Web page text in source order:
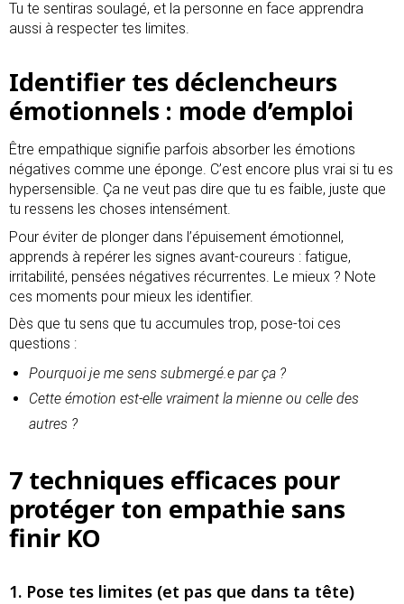
Tu te sentiras soulagé, et la personne en face apprendra
aussi à respecter tes limites.
Identifier tes déclencheurs
émotionnels : mode d’emploi
Être empathique signifie parfois absorber les émotions
négatives comme une éponge. C’est encore plus vrai si tu es
hypersensible. Ça ne veut pas dire que tu es faible, juste que
tu ressens les choses intensément.
Pour éviter de plonger dans l’épuisement émotionnel,
apprends à repérer les signes avant-coureurs : fatigue,
irritabilité, pensées négatives récurrentes. Le mieux ? Note
ces moments pour mieux les identifier.
Dès que tu sens que tu accumules trop, pose-toi ces
questions :
Pourquoi je me sens submergé.e par ça ?
Cette émotion est-elle vraiment la mienne ou celle des
autres ?
7 techniques efficaces pour
protéger ton empathie sans
finir KO
1. Pose tes limites (et pas que dans ta tête)